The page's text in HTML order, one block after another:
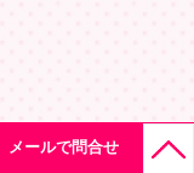
メールで問合せ